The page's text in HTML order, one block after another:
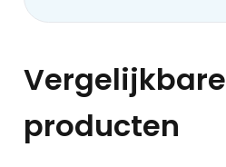
Vergelijkbare
producten